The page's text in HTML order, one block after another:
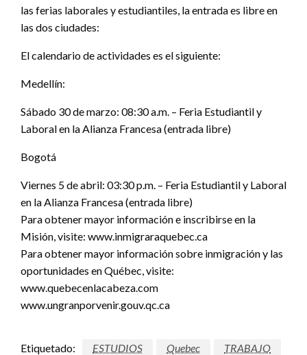
las ferias laborales y estudiantiles, la entrada es libre en
las dos ciudades:
El calendario de actividades es el siguiente:
Medellín:
Sábado 30 de marzo: 08:30 a.m. – Feria Estudiantil y
Laboral en la Alianza Francesa (entrada libre)
Bogotá
Viernes 5 de abril: 03:30 p.m. – Feria Estudiantil y Laboral
en la Alianza Francesa (entrada libre)
Para obtener mayor información e inscribirse en la
Misión, visite: www.inmigraraquebec.ca
Para obtener mayor información sobre inmigración y las
oportunidades en Québec, visite:
www.quebecenlacabeza.com
www.ungranporvenir.gouv.qc.ca
Etiquetado: ESTUDIOS Quebec TRABAJO